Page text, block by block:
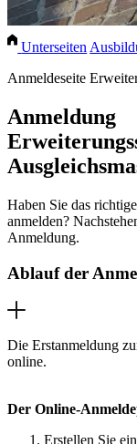
Unterseiten
Anmeldeseite
Anmeldung
Haben Sie das
anmelden?
Anmeldung.
Ablauf der
Die Erstanmeldung
online.
Der Online-
Erstellen Sie